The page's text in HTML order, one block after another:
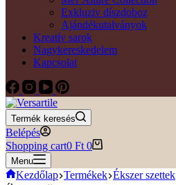
Exkluziv díszdoboz
Ajándékutalványok
Kreatív sarok
Nagykereskedelem
Kapcsolat
Termék keresés
Belépés
Shopping cart0 Ft 0
Menu
Kezdőlap Termékek Ékszer szettek